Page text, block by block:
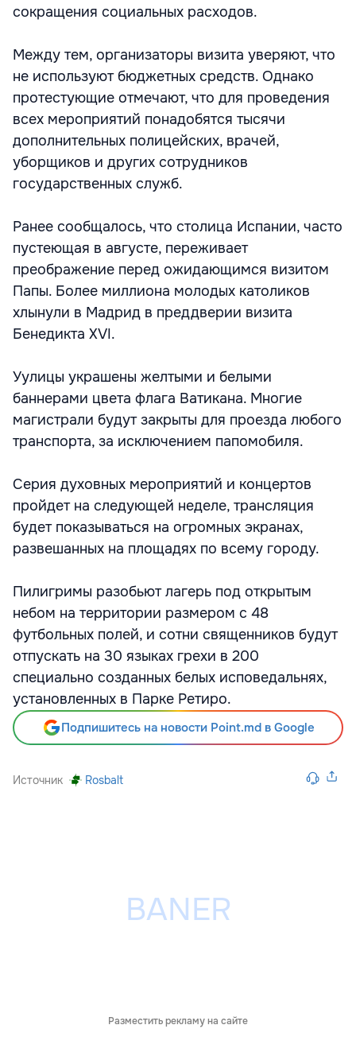
сокращения социальных расходов.
Между тем, организаторы визита уверяют, что
не используют бюджетных средств. Однако
протестующие отмечают, что для проведения
всех мероприятий понадобятся тысячи
дополнительных полицейских, врачей,
уборщиков и других сотрудников
государственных служб.
Ранее сообщалось, что столица Испании, часто
пустеющая в августе, переживает
преображение перед ожидающимся визитом
Папы. Более миллиона молодых католиков
хлынули в Мадрид в преддверии визита
Бенедикта XVI.
Уулицы украшены желтыми и белыми
баннерами цвета флага Ватикана. Многие
магистрали будут закрыты для проезда любого
транспорта, за исключением папомобиля.
Серия духовных мероприятий и концертов
пройдет на следующей неделе, трансляция
будет показываться на огромных экранах,
развешанных на площадях по всему городу.
Пилигримы разобьют лагерь под открытым
небом на территории размером с 48
футбольных полей, и сотни священников будут
отпускать на 30 языках грехи в 200
специально созданных белых исповедальнях,
установленных в Парке Ретиро.
Подпишитесь на новости Point.md в Google
Источник Rosbalt
Разместить рекламу на сайте